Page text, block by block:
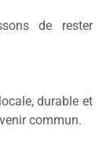
de rester
durable et
commun.